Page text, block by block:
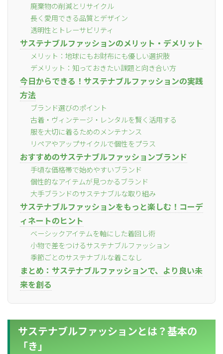
廃棄物の削減とリサイクル
長く愛用できる品質とデザイン
透明性とトレーサビリティ
サステナブルファッションのメリット・デメリット
メリット：地球にもお財布にも優しい選択肢
デメリット：知っておきたい課題と向き合い方
今日からできる！サステナブルファッションの実践
方法
ブランド選びのポイント
古着・ヴィンテージ・レンタルを賢く活用する
服を大切に着るためのメンテナンス
リペアやアップサイクルで個性をプラス
おすすめのサステナブルファッションブランド
手頃な価格帯で始めやすいブランド
個性的なアイテムが見つかるブランド
大手ブランドのサステナブルな取り組み
サステナブルファッションをもっと楽しむ！コーデ
ィネートのヒント
ベーシックアイテムを軸にした着回し術
小物で差をつけるサステナブルファッション
季節ごとのサステナブルな着こなし
まとめ：サステナブルファッションで、より良い未
来を創る
サステナブルファッションとは？基本の
「き」